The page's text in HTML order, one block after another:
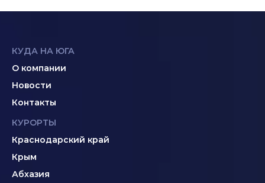
КУДА НА ЮГА
О компании
Новости
Контакты
КУРОРТЫ
Краснодарский край
Крым
Абхазия